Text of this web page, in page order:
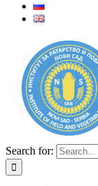
Search for: